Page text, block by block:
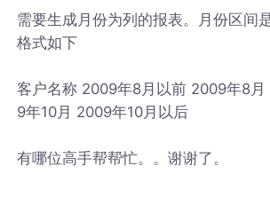
需要生成月份为列的报表。月份区间
格式如下
客户名称 2009年8月以前 2009年8
9年10月 2009年10月以后
有哪位高手帮帮忙。。谢谢了。